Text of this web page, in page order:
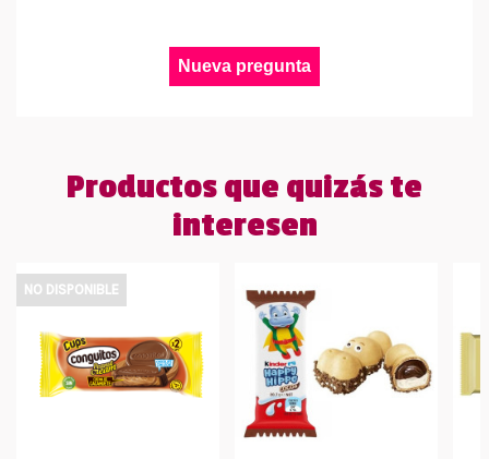
Nueva pregunta
Productos que quizás te
interesen
NO DISPONIBLE